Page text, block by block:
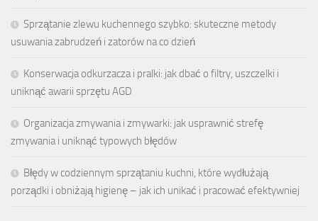
Sprzątanie zlewu kuchennego szybko: skuteczne metody
usuwania zabrudzeń i zatorów na co dzień
Konserwacja odkurzacza i pralki: jak dbać o filtry, uszczelki i
uniknąć awarii sprzętu AGD
Organizacja zmywania i zmywarki: jak usprawnić strefę
zmywania i uniknąć typowych błędów
Błędy w codziennym sprzątaniu kuchni, które wydłużają
porządki i obniżają higienę – jak ich unikać i pracować efektywniej